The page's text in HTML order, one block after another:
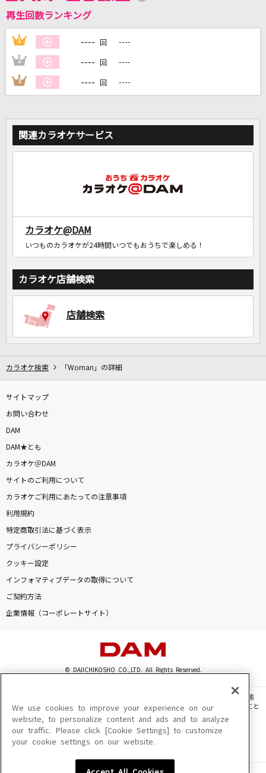
DAMに会員登録・ログインして
カラオケをもっと楽しもう！
自宅でカラオケ歌い放題！
家族や友達と一緒に！練習にも！
再生回数ランキング
1 ---- 回 ----
2 ---- 回 ----
3 ---- 回 ----
関連カラオケサービス
カラオケ@DAM
いつものカラオケが24時間いつでもおうちで楽しめる！
カラオケ店舗検索
店舗検索
カラオケ検索 「Woman」の詳細
サイトマップ
お問い合わせ
DAM
DAM★とも
カラオケ＠DAM
サイトのご利用について
カラオケご利用にあたっての注意事項
利用規約
特定商取引法に基づく表示
プライバシーポリシー
クッキー設定
インフォマティブデータの取得について
ご契約方法
企業情報（コーポレートサイト）
© DAIICHIKOSHO CO.,LTD. All Rights Reserved.
このサイトに掲載されている一切の文章・画像・写真・動画・音声等を、手段や形態
を問わず、著作権法の定める範囲を超えて無断で複製、転載、ファイル化などすること
を禁じます。
楽曲及びコンテンツは、機種によりご利用いただけない場合があります。
楽曲及びコンテンツの配信日、配信内容が変更になる場合があります。
We use cookies to improve your experience on our
website, to personalize content and ads and to analyze
our traffic. Please click [Cookie Settings] to customize
your cookie settings on our website.